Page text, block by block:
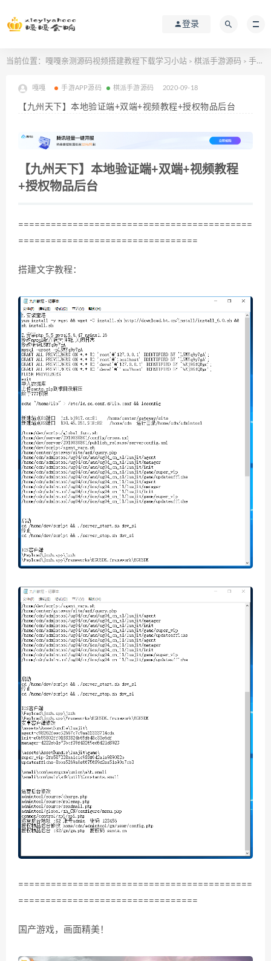
登录
当前位置： 嘎嘎亲测源码视频搭建教程下载学习小站 > 棋派手游源码 > 手游APP源码
嘎嘎 手游APP源码 棋派手游源码 2020-09-18
【九州天下】本地验证端+双端+视频教程+授权物品后台
【九州天下】本地验证端+双端+视频教程
+授权物品后台
===========================================
=================================
搭建文字教程：
===========================================
=================================
国产游戏，画面精美！